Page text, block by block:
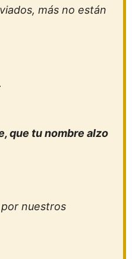
más no están
que tu nombre alzo
nuestros